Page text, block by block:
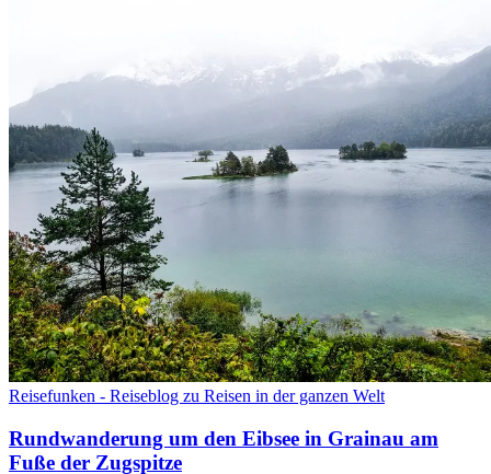
Reisefunken - Reiseblog zu Reisen in der ganzen Welt
Rundwanderung um den Eibsee in Grainau am
Fuße der Zugspitze